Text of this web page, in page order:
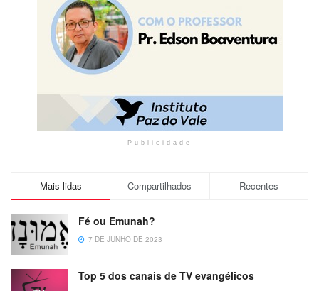
Publicidade
Mais lidas Compartilhados Recentes
Fé ou Emunah?
7 DE JUNHO DE 2023
Top 5 dos canais de TV evangélicos